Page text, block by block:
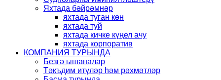
Яхтада бәйрәмнәр
яхтада туган көн
яхтада туй
яхтада кичке күңел ачу
яхтада корпоратив
КОМПАНИЯ ТУРЫНДА
Безгә ышаналар
Тәкъдим итүләр һәм рәхмәтләр